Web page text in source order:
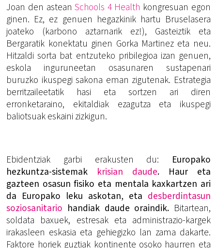
Joan den asteanSchools 4 Health kongresuan egon
ginen. Ez, ez genuen hegazkinik hartu Bruselasera
joateko (karbono aztarnarik ez!), Gasteiztik eta
Bergaratik konektatu ginen Gorka Martinez eta neu.
Hitzaldi sorta bat entzuteko pribilegioa izan genuen,
eskola inguruneetan osasunaren sustapenari
buruzko ikuspegi sakona eman zigutenak. Estrategia
berritzaileetatik hasi eta sortzen ari diren
erronketaraino, ekitaldiak ezagutza eta ikuspegi
baliotsuak eskaini zizkigun.
Ebidentziak garbi erakusten du: Europako
hezkuntza-sistemak krisian daude. Haur eta
gazteen osasun fisiko eta mentala kaxkartzen ari
da Europako leku askotan, eta desberdintasun
soziosanitario handiak daude oraindik. Bitartean,
soldata baxuek, estresak eta administrazio-kargek
irakasleen eskasia eta gehiegizko lan zama dakarte.
Faktore horiek guztiak kontinente osoko haurren eta